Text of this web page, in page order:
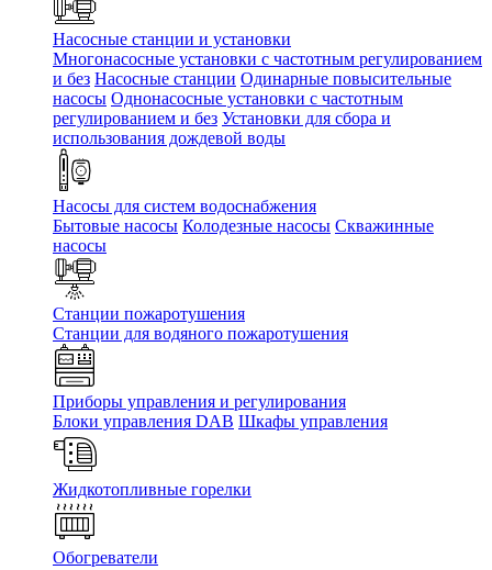
Насосные станции и установки
Многонасосные установки с частотным регулированием
и без Насосные станции Одинарные повысительные
насосы Однонасосные установки с частотным
регулированием и без Установки для сбора и
использования дождевой воды
Насосы для систем водоснабжения
Бытовые насосы Колодезные насосы Скважинные
насосы
Станции пожаротушения
Станции для водяного пожаротушения
Приборы управления и регулирования
Блоки управления DAB Шкафы управления
Жидкотопливные горелки
Обогреватели